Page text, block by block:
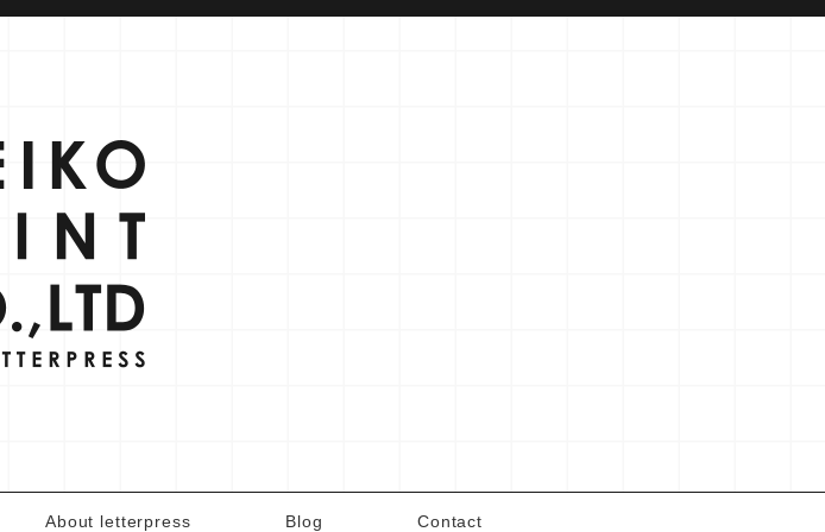
About letterpress Blog Contact